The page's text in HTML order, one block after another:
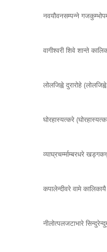
नवयौवनसम्पन्ने
वागीश्वरी शिवे शान्ते
लोलजिह्वे दुरारोहे
घोरहास्यत्करे
व्याघ्रचर्म्माम्बरधरे
कपालेन्दीवरे वामे
नीलोत्पलजटाभारे